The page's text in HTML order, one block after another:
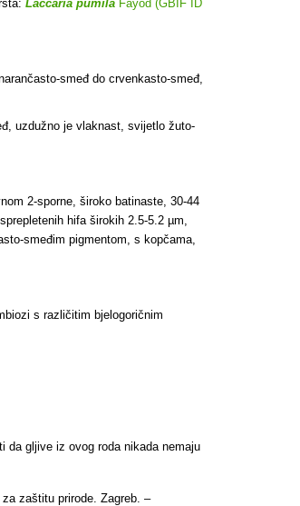
Laccaria pumila Fayod (GBIF ID
smeđ do crvenkasto-smeđ,
uzdužno je vlaknast, svijetlo žuto-
2-sporne, široko batinaste, 30-44
hifa širokih 2.5-5.2 µm,
smeđim pigmentom, s kopčama,
s različitim bjelogoričnim
da gljive iz ovog roda nikada nemaju
zaštitu prirode. Zagreb. –